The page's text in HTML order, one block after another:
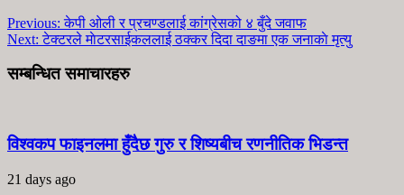
Previous: केपी ओली र प्रचण्डलाई कांग्रेसको ४ बुँदे जवाफ
Next: टेक्टरले माेटरसाईकललाई ठक्कर दिदा दाङमा एक जनाकाे मृत्यु
सम्बन्धित समाचारहरु
विश्वकप फाइनलमा हुँदैछ गुरु र शिष्यबीच रणनीतिक भिडन्त
21 days ago